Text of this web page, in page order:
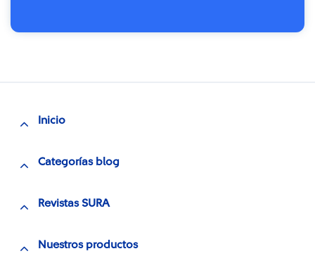
Inicio
Categorías blog
Revistas SURA
Nuestros productos